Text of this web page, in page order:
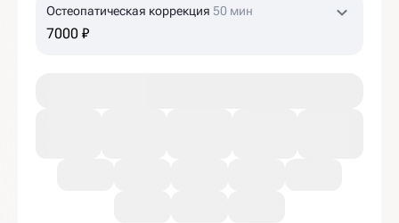
Остеопатическая коррекция 50 мин
7000 ₽